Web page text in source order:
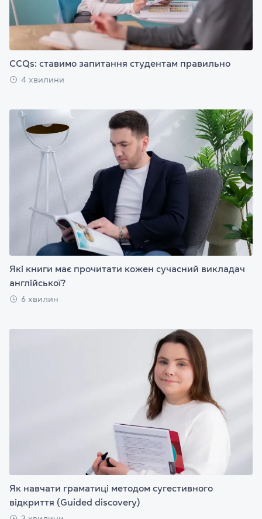
CCQs: ставимо запитання студентам правильно
4 хвилини
Які книги має прочитати кожен сучасний викладач
англійської?
6 хвилин
Як навчати граматиці методом сугестивного
відкриття (Guided discovery)